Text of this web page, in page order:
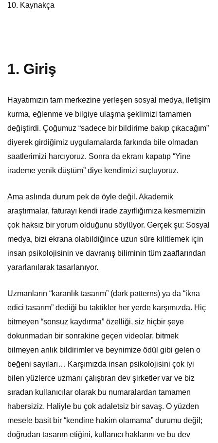
10. Kaynakça
1. Giriş
Hayatımızın tam merkezine yerleşen sosyal medya, iletişim
kurma, eğlenme ve bilgiye ulaşma şeklimizi tamamen
değiştirdi. Çoğumuz “sadece bir bildirime bakıp çıkacağım”
diyerek girdiğimiz uygulamalarda farkında bile olmadan
saatlerimizi harcıyoruz. Sonra da ekranı kapatıp “Yine
irademe yenik düştüm” diye kendimizi suçluyoruz.
Ama aslında durum pek de öyle değil. Akademik
araştırmalar, faturayı kendi irade zayıflığımıza kesmemizin
çok haksız bir yorum olduğunu söylüyor. Gerçek şu: Sosyal
medya, bizi ekrana olabildiğince uzun süre kilitlemek için
insan psikolojisinin ve davranış biliminin tüm zaaflarından
yararlanılarak tasarlanıyor.
Uzmanların “karanlık tasarım” (dark patterns) ya da “ikna
edici tasarım” dediği bu taktikler her yerde karşımızda. Hiç
bitmeyen “sonsuz kaydırma” özelliği, siz hiçbir şeye
dokunmadan bir sonrakine geçen videolar, bitmek
bilmeyen anlık bildirimler ve beynimize ödül gibi gelen o
beğeni sayıları… Karşımızda insan psikolojisini çok iyi
bilen yüzlerce uzmanı çalıştıran dev şirketler var ve biz
sıradan kullanıcılar olarak bu numaralardan tamamen
habersiziz. Haliyle bu çok adaletsiz bir savaş. O yüzden
mesele basit bir “kendine hakim olamama” durumu değil;
doğrudan tasarım etiğini, kullanıcı haklarını ve bu dev